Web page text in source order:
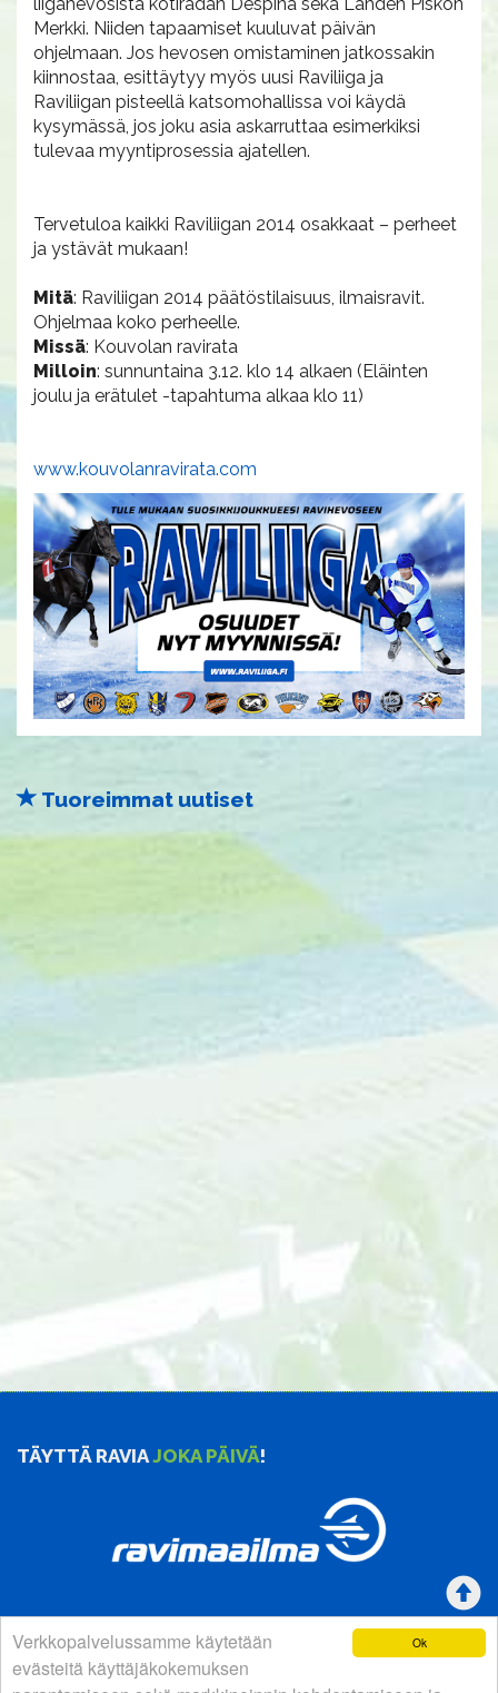
Ok
Verkkopalvelussamme käytetään
evästeitä käyttäjäkokemuksen
Merkki. Niiden tapaamiset kuuluvat päivän
ohjelmaan. Jos hevosen omistaminen jatkossakin
kiinnostaa, esittäytyy myös uusi Raviliiga ja
Raviliigan pisteellä katsomohallissa voi käydä
kysymässä, jos joku asia askarruttaa esimerkiksi
tulevaa myyntiprosessia ajatellen.
Tervetuloa kaikki Raviliigan 2014 osakkaat – perheet
ja ystävät mukaan!
Mitä: Raviliigan 2014 päätöstilaisuus, ilmaisravit.
Ohjelmaa koko perheelle.
Missä: Kouvolan ravirata
Milloin: sunnuntaina 3.12. klo 14 alkaen (Eläinten
joulu ja erätulet -tapahtuma alkaa klo 11)
www.kouvolanravirata.com
Tuoreimmat uutiset
TÄYTTÄ RAVIAJOKA PÄIVÄ!
YHTEYSTIEDOT
Suomen Hevosurheilulehti Oy